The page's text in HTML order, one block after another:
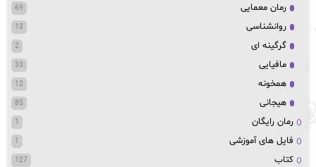
رمان معمایی 69
روانشناسی 13
گرگینه ای 2
مافیایی 33
همخونه 12
هیجانی 85
رمان رایگان 1
فایل های آموزشی 1
کتاب 127